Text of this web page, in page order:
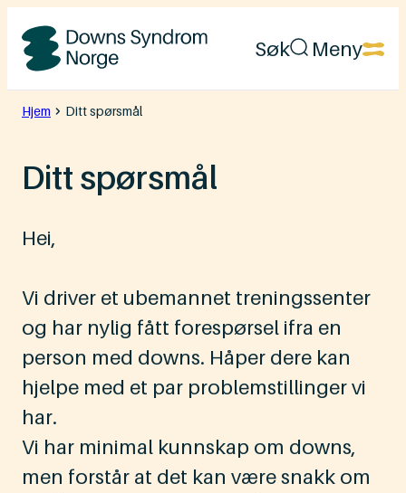
Hopp
Downs
Syndrom
Søk Meny
Hjem Ditt spørsmål
Ditt spørsmål
Hei,
Vi driver et ubemannet treningssenter
og har nylig fått forespørsel ifra en
person med downs. Håper dere kan
hjelpe med et par problemstillinger vi
har.
Vi har minimal kunnskap om downs,
men forstår at det kan være snakk om